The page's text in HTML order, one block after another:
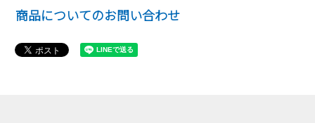
商品についてのお問い合わせ